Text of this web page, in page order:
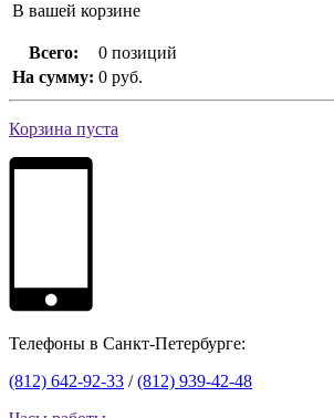
В вашей корзине
Всего:
0 позиций
На сумму: 0 руб.
Корзина пуста
Телефоны в Санкт-Петербурге:
(812) 642-92-33 /(812) 939-42-48